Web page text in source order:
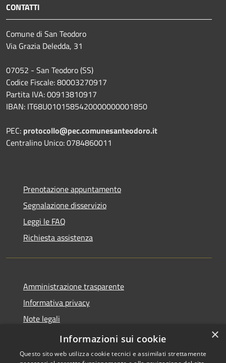
CONTATTI
Comune di San Teodoro
Via Grazia Deledda, 31
07052 - San Teodoro (SS)
Codice Fiscale: 80003270917
Partita IVA: 00913810917
IBAN: IT68U0101585420000000001850
PEC: protocollo@pec.comunesanteodoro.it
Centralino Unico: 0784860011
Prenotazione appuntamento
Segnalazione disservizio
Leggi le FAQ
Richiesta assistenza
Amministrazione trasparente
Informativa privacy
Note legali
Dichiarazione di accessibilità
×
Informazioni sui cookie
Questo sito web utilizza cookie tecnici e assimilati strettamente